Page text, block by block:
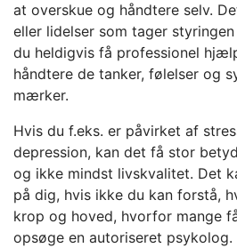
at overskue og håndtere selv.
eller lidelser som tager
du heldigvis få professionel
håndtere de tanker, følelser og
mærker.
Hvis du f.eks. er påvirket af
depression, kan det få stor
og ikke mindst livskvalitet. Det
på dig, hvis ikke du kan forstå,
krop og hoved, hvorfor mange
opsøge en autoriseret psykolog.